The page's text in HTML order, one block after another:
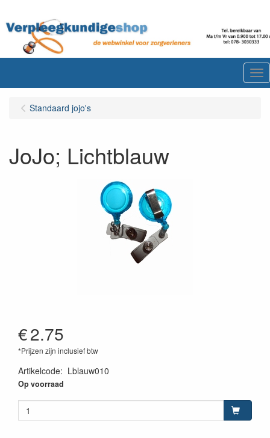
Standaard jojo's
JoJo; Lichtblauw
€2.75
*Prijzen zijn inclusief btw
Artikelcode: Lblauw010
Op voorraad